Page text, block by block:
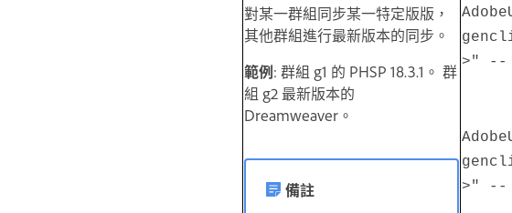
對某一群組同步某一特定版版，
其他群組進行最新版本的同步。
範例: 群組 g1 的 PHSP 18.3.1。 群
組 g2 最新版本的
Dreamweaver。
備註
>" --
>" --